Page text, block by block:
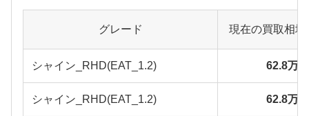
グレード 現在の買取相
シャイン_RHD(EAT_1.2) 62.8万
シャイン_RHD(EAT_1.2) 62.8万